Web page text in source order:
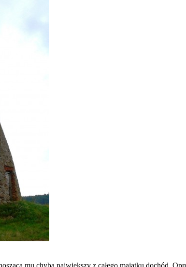
mu chyba największy z całego majątku dochód.